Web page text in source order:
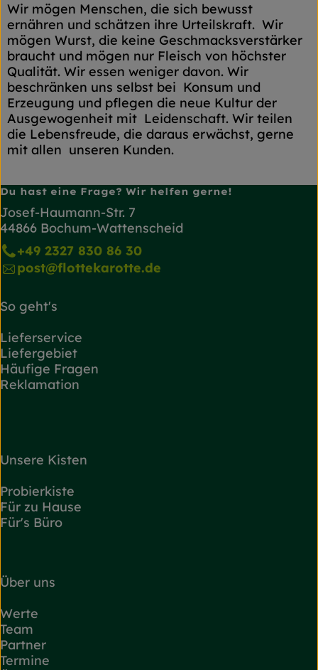
Wir mögen Menschen, die sich bewusst
ernähren und schätzen ihre Urteilskraft. Wir
mögen Wurst, die keine Geschmacksverstärker
braucht und mögen nur Fleisch von höchster
Qualität. Wir essen weniger davon. Wir
beschränken uns selbst bei Konsum und
Erzeugung und pflegen die neue Kultur der
Ausgewogenheit mit Leidenschaft. Wir teilen
die Lebensfreude, die daraus erwächst, gerne
mit allen unseren Kunden.
Du hast eine Frage? Wir helfen gerne!
Josef-Haumann-Str. 7
44866 Bochum-Wattenscheid
+49 2327 830 86 30
post@flottekarotte.de
So geht's
Lieferservice
Liefergebiet
Häufige Fragen
Reklamation
Unsere Kisten
Probierkiste
Für zu Hause
Für's Büro
Über uns
Werte
Team
Partner
Termine